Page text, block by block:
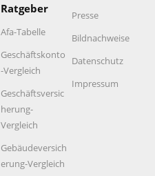
Ratgeber
Afa-Tabelle
Geschäftskonto
-Vergleich
Geschäftsversic
herung-
Vergleich
Gebäudeversich
erung-Vergleich
Presse
Bildnachweise
Datenschutz
Impressum